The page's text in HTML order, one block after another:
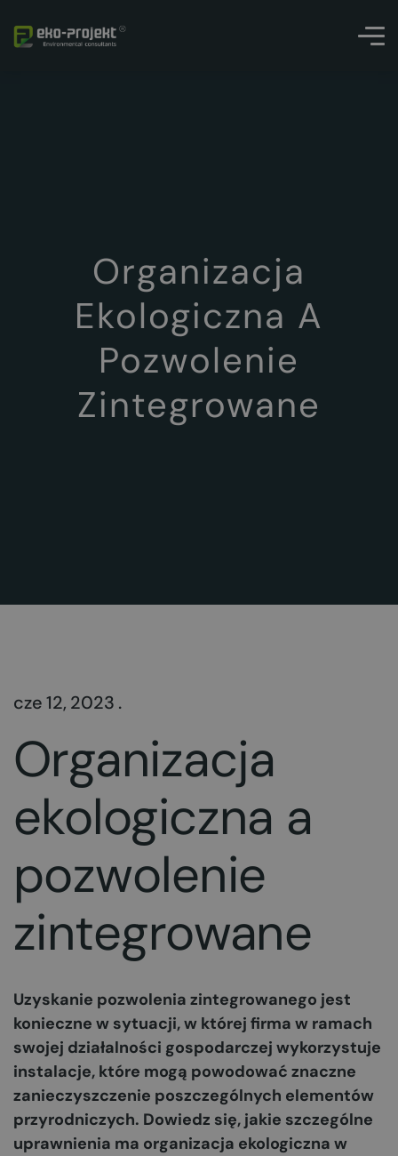
Organizacja
Ekologiczna A
Pozwolenie
Zintegrowane
cze 12, 2023 .
Organizacja
ekologiczna a
pozwolenie
zintegrowane
Uzyskanie pozwolenia zintegrowanego jest
konieczne w sytuacji, w której firma w ramach
swojej działalności gospodarczej wykorzystuje
instalacje, które mogą powodować znaczne
zanieczyszczenie poszczególnych elementów
przyrodniczych. Dowiedz się, jakie szczególne
uprawnienia ma organizacja ekologiczna w